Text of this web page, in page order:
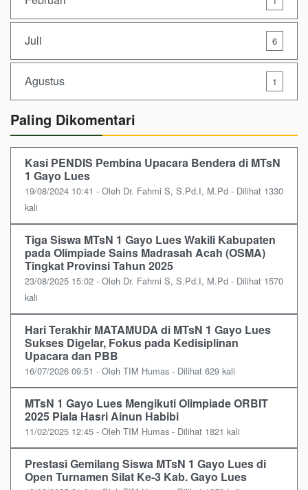
Juli 6
Agustus 1
Paling Dikomentari
Kasi PENDIS Pembina Upacara Bendera di MTsN
1 Gayo Lues
19/08/2024 10:41 - Oleh Dr. Fahmi S, S.Pd.I, M.Pd - Dilihat 1330
kali
Tiga Siswa MTsN 1 Gayo Lues Wakili Kabupaten
pada Olimpiade Sains Madrasah Acah (OSMA)
Tingkat Provinsi Tahun 2025
23/08/2025 15:02 - Oleh Dr. Fahmi S, S.Pd.I, M.Pd - Dilihat 1570
kali
Hari Terakhir MATAMUDA di MTsN 1 Gayo Lues
Sukses Digelar, Fokus pada Kedisiplinan
Upacara dan PBB
16/07/2026 09:51 - Oleh TIM Humas - Dilihat 629 kali
MTsN 1 Gayo Lues Mengikuti Olimpiade ORBIT
2025 Piala Hasri Ainun Habibi
11/02/2025 12:45 - Oleh TIM Humas - Dilihat 1821 kali
Prestasi Gemilang Siswa MTsN 1 Gayo Lues di
Open Turnamen Silat Ke-3 Kab. Gayo Lues